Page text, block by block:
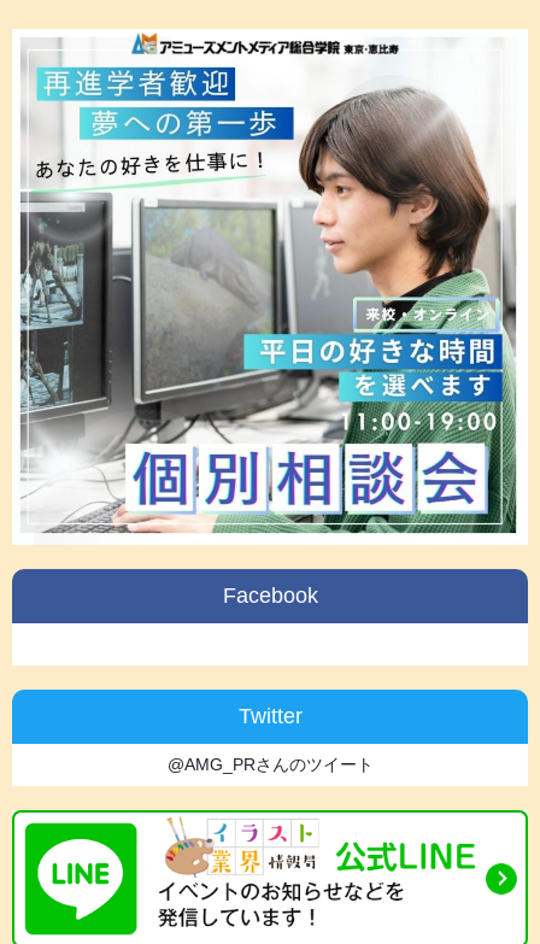
Facebook
Twitter
@AMG_PRさんのツイート